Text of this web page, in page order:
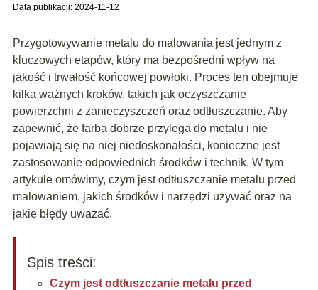
Data publikacji: 2024-11-12
Przygotowywanie metalu do malowania jest jednym z
kluczowych etapów, który ma bezpośredni wpływ na
jakość i trwałość końcowej powłoki. Proces ten obejmuje
kilka ważnych kroków, takich jak oczyszczanie
powierzchni z zanieczyszczeń oraz odtłuszczanie. Aby
zapewnić, że farba dobrze przylega do metalu i nie
pojawiają się na niej niedoskonałości, konieczne jest
zastosowanie odpowiednich środków i technik. W tym
artykule omówimy, czym jest odtłuszczanie metalu przed
malowaniem, jakich środków i narzędzi używać oraz na
jakie błędy uważać.
Spis treści:
Czym jest odtłuszczanie metalu przed